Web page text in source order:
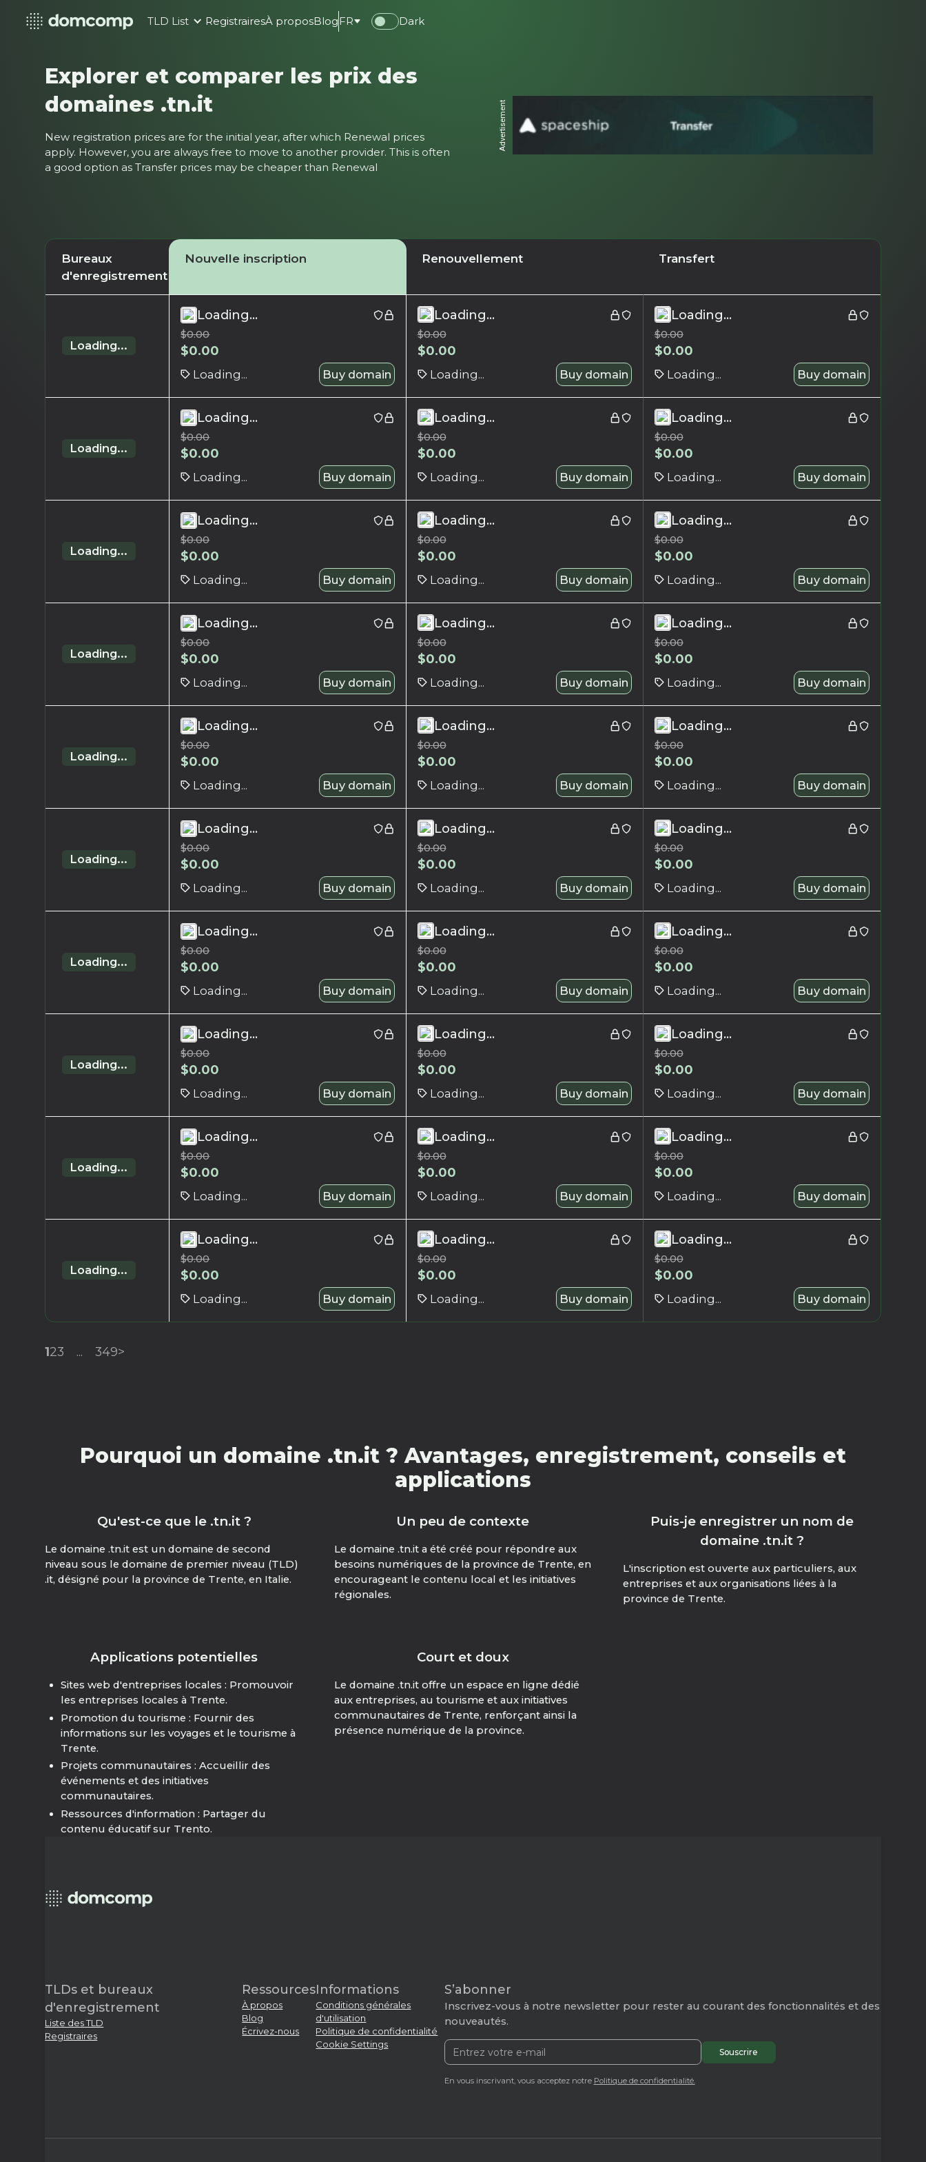
TLD List RegistrairesÀ proposBlog FR Dark
Explorer et comparer les prix des
domaines .tn.it
New registration prices are for the initial year, after which Renewal prices
apply. However, you are always free to move to another provider. This is often
a good option as Transfer prices may be cheaper than Renewal
Advertisement
Bureaux
d'enregistrement
Nouvelle inscription Renouvellement Transfert
Loading...
Loading...
$0.00
$0.00
Loading... Buy domain
Loading...
$0.00
$0.00
Loading... Buy domain
Loading...
$0.00
$0.00
Loading... Buy domain
Loading...
Loading...
$0.00
$0.00
Loading... Buy domain
Loading...
$0.00
$0.00
Loading... Buy domain
Loading...
$0.00
$0.00
Loading... Buy domain
Loading...
Loading...
$0.00
$0.00
Loading... Buy domain
Loading...
$0.00
$0.00
Loading... Buy domain
Loading...
$0.00
$0.00
Loading... Buy domain
Loading...
Loading...
$0.00
$0.00
Loading... Buy domain
Loading...
$0.00
$0.00
Loading... Buy domain
Loading...
$0.00
$0.00
Loading... Buy domain
Loading...
Loading...
$0.00
$0.00
Loading... Buy domain
Loading...
$0.00
$0.00
Loading... Buy domain
Loading...
$0.00
$0.00
Loading... Buy domain
Loading...
Loading...
$0.00
$0.00
Loading... Buy domain
Loading...
$0.00
$0.00
Loading... Buy domain
Loading...
$0.00
$0.00
Loading... Buy domain
Loading...
Loading...
$0.00
$0.00
Loading... Buy domain
Loading...
$0.00
$0.00
Loading... Buy domain
Loading...
$0.00
$0.00
Loading... Buy domain
Loading...
Loading...
$0.00
$0.00
Loading... Buy domain
Loading...
$0.00
$0.00
Loading... Buy domain
Loading...
$0.00
$0.00
Loading... Buy domain
Loading...
Loading...
$0.00
$0.00
Loading... Buy domain
Loading...
$0.00
$0.00
Loading... Buy domain
Loading...
$0.00
$0.00
Loading... Buy domain
Loading...
Loading...
$0.00
$0.00
Loading... Buy domain
Loading...
$0.00
$0.00
Loading... Buy domain
Loading...
$0.00
$0.00
Loading... Buy domain
123 ... 349>
Pourquoi un domaine .tn.it ? Avantages, enregistrement, conseils et
applications
Qu'est-ce que le .tn.it ?
Le domaine .tn.it est un domaine de second
niveau sous le domaine de premier niveau (TLD)
.it, désigné pour la province de Trente, en Italie.
Un peu de contexte
Le domaine .tn.it a été créé pour répondre aux
besoins numériques de la province de Trente, en
encourageant le contenu local et les initiatives
régionales.
Puis-je enregistrer un nom de
domaine .tn.it ?
L'inscription est ouverte aux particuliers, aux
entreprises et aux organisations liées à la
province de Trente.
Applications potentielles
Sites web d'entreprises locales : Promouvoir
les entreprises locales à Trente.
Promotion du tourisme : Fournir des
informations sur les voyages et le tourisme à
Trente.
Projets communautaires : Accueillir des
événements et des initiatives
communautaires.
Ressources d'information : Partager du
contenu éducatif sur Trento.
Court et doux
Le domaine .tn.it offre un espace en ligne dédié
aux entreprises, au tourisme et aux initiatives
communautaires de Trente, renforçant ainsi la
présence numérique de la province.
TLDs et bureaux
d'enregistrement
Liste des TLD
Registraires
Ressources
À propos
Blog
Écrivez-nous
Informations
Conditions générales
d'utilisation
Politique de confidentialité
Cookie Settings
S’abonner
Inscrivez-vous à notre newsletter pour rester au courant des fonctionnalités et des
nouveautés.
En vous inscrivant, vous acceptez notre Politique de confidentialité.